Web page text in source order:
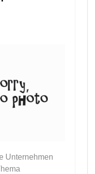
Unternehmen